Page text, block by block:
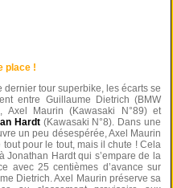
place !
dernier tour superbike, les écarts se
entre Guillaume Dietrich (BMW
, Axel Maurin (Kawasaki N°89) et
Hardt(Kawasaki N°8). Dans une
un peu désespérée, Axel Maurin
tout pour le tout, mais il chute ! Cela
Jonathan Hardt qui s’empare de la
avec 25 centièmes d’avance sur
Dietrich. Axel Maurin préserve sa